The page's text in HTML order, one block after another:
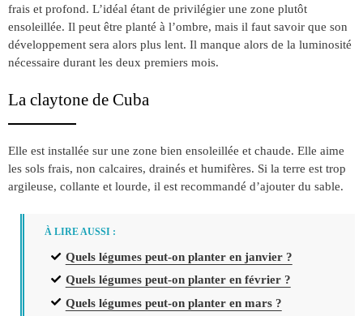
frais et profond. L’idéal étant de privilégier une zone plutôt
ensoleillée. Il peut être planté à l’ombre, mais il faut savoir que son
développement sera alors plus lent. Il manque alors de la luminosité
nécessaire durant les deux premiers mois.
La claytone de Cuba
Elle est installée sur une zone bien ensoleillée et chaude. Elle aime
les sols frais, non calcaires, drainés et humifères. Si la terre est trop
argileuse, collante et lourde, il est recommandé d’ajouter du sable.
À LIRE AUSSI :
Quels légumes peut-on planter en janvier ?
Quels légumes peut-on planter en février ?
Quels légumes peut-on planter en mars ?